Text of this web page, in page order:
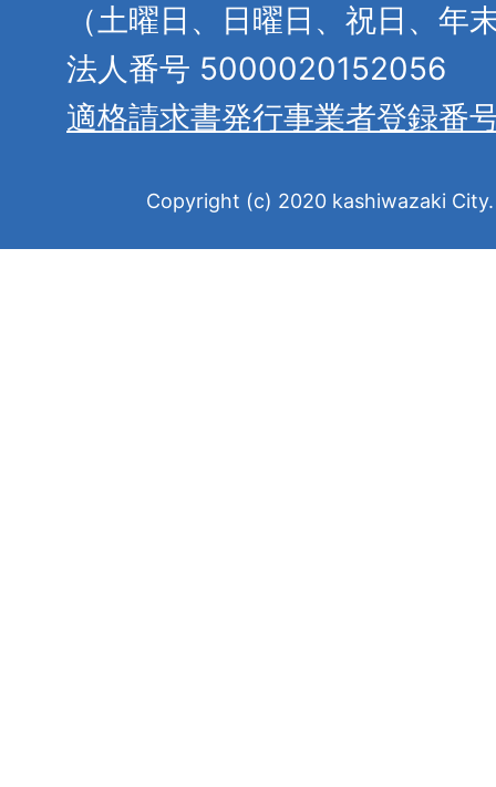
（土曜日、日曜日、祝日、年
法人番号 5000020152056
適格請求書発行事業者登録番
Copyright (c) 2020 kashiwazaki